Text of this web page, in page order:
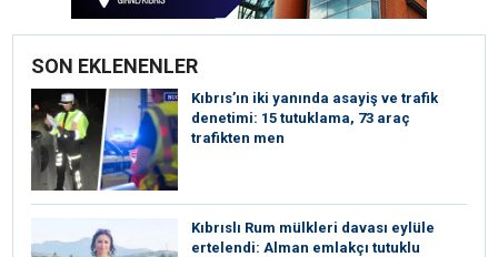
SON EKLENENLER
Kıbrıs’ın iki yanında asayiş ve trafik
denetimi: 15 tutuklama, 73 araç
trafikten men
Kıbrıslı Rum mülkleri davası eylüle
ertelendi: Alman emlakçı tutuklu